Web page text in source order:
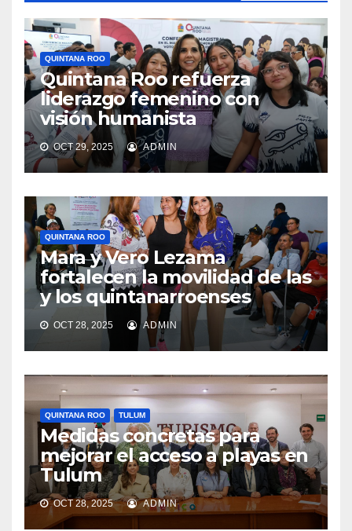
QUINTANA ROO
Quintana Roo refuerza
liderazgo femenino con
visión humanista
OCT 29, 2025 ADMIN
QUINTANA ROO
Mara y Vero Lezama
fortalecen la movilidad de las
y los quintanarroenses
OCT 28, 2025 ADMIN
QUINTANA ROO TULUM
Medidas concretas para
mejorar el acceso a playas en
Tulum
OCT 28, 2025 ADMIN